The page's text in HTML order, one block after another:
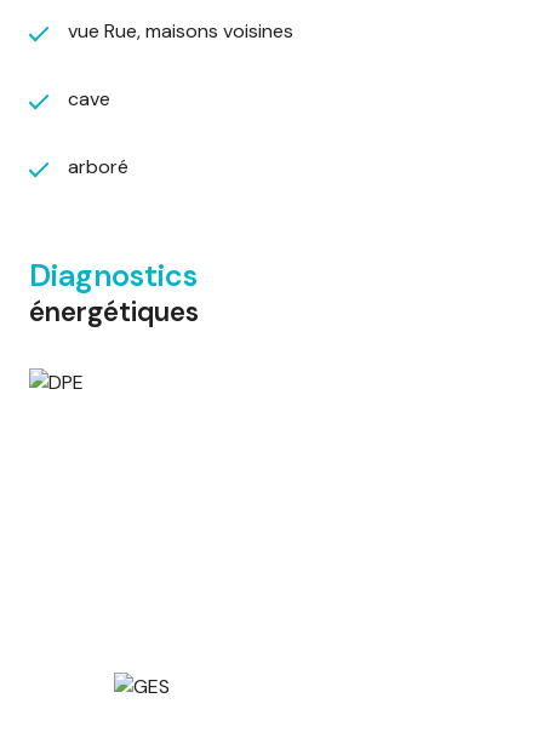
exposé sont disponibles sur le site
vue Rue, maisons voisines
cave
arboré
Diagnostics
énergétiques